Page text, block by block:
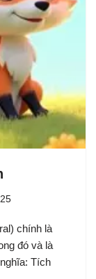
chính là
đó và là
Tích